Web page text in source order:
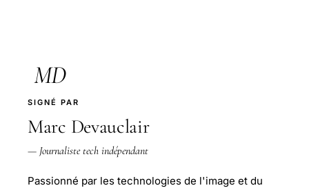
MD
SIGNÉ PAR
Marc Devauclair
— Journaliste tech indépendant
Passionné par les technologies de l'image et du